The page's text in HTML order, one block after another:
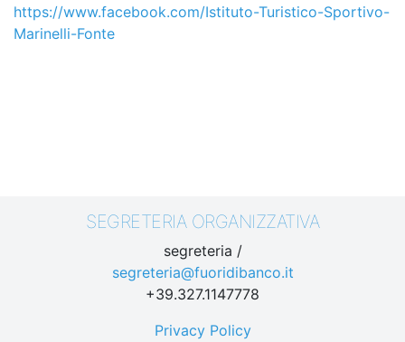
https://www.facebook.com/Istituto-Turistico-Sportivo-
Marinelli-Fonte
SEGRETERIA ORGANIZZATIVA
segreteria /
segreteria@fuoridibanco.it
+39.327.1147778
Privacy Policy